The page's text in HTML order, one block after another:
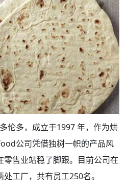
伦多，成立于1997 年，作为烘
公司凭借独树一帜的产品风
售业站稳了脚跟。目前公司在
工厂，共有员工250名。